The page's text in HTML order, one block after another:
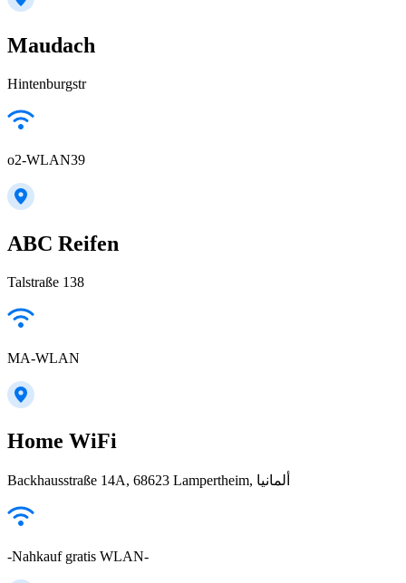
Maudach
Hintenburgstr
o2-WLAN39
ABC Reifen
Talstraße 138
MA-WLAN
Home WiFi
Backhausstraße 14A, 68623 Lampertheim, ألمانيا
-Nahkauf gratis WLAN-